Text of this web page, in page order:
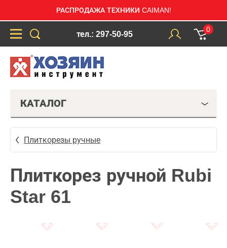
РАСПРОДАЖА ТЕХНИКИ CAIMAN!
тел.: 297-50-95
0
КАТАЛОГ
Плиткорезы ручные
Плиткорез ручной Rubi
Star 61